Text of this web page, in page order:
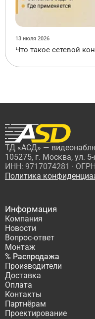
13 июля 2026
Что такое сетевой
ТД «АСД» —
105275, г. Москва, ул.
ИНН: 9717074281 ·
Политика
Информация
Компания
Новости
Вопрос-ответ
Монтаж
% Распродажа
Производители
Доставка
Оплата
Контакты
Партнёрам
Проектирование